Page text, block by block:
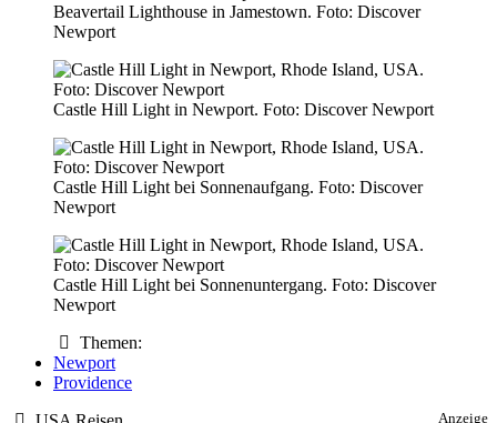
Beavertail Lighthouse in Jamestown. Foto: Discover
Newport
Castle Hill Light in Newport. Foto: Discover Newport
Castle Hill Light bei Sonnenaufgang. Foto: Discover
Newport
Castle Hill Light bei Sonnenuntergang. Foto: Discover
Newport
Themen:
Newport
Providence
Anzeige